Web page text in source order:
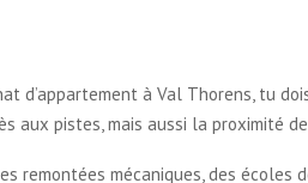
d’appartement à Val Thorens, tu
aux pistes, mais aussi la proximité
remontées mécaniques, des écoles